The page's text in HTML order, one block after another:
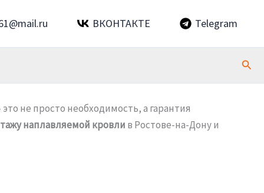
ВКОНТАКТЕ Telegram
не просто необходимость, а гарантия
наплавляемой кровли в Ростове-на-Дону и